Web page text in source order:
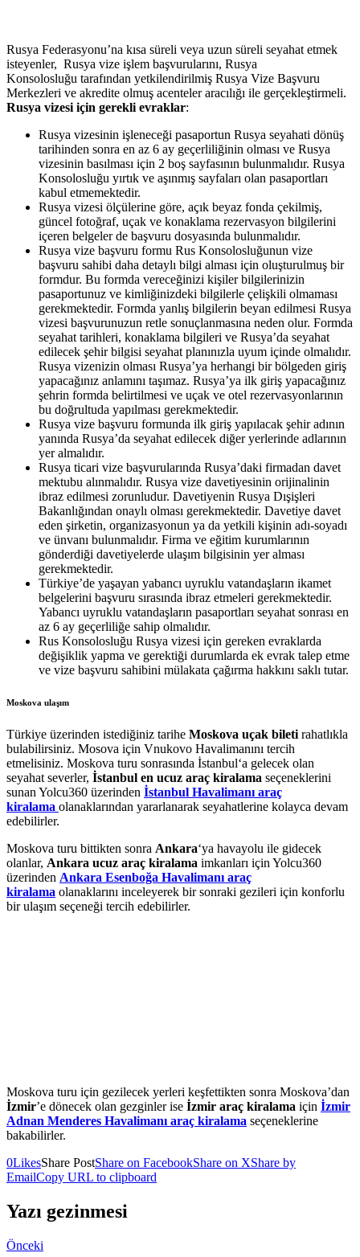
Rusya Federasyonu’na kısa süreli veya uzun süreli seyahat etmek
isteyenler, Rusya vize işlem başvurularını, Rusya
Konsolosluğu tarafından yetkilendirilmiş Rusya Vize Başvuru
Merkezleri ve akredite olmuş acenteler aracılığı ile gerçekleştirmeli.
Rusya vizesi için gerekli evraklar:
Rusya vizesinin işleneceği pasaportun Rusya seyahati dönüş
tarihinden sonra en az 6 ay geçerliliğinin olması ve Rusya
vizesinin basılması için 2 boş sayfasının bulunmalıdır. Rusya
Konsolosluğu yırtık ve aşınmış sayfaları olan pasaportları
kabul etmemektedir.
Rusya vizesi ölçülerine göre, açık beyaz fonda çekilmiş,
güncel fotoğraf, uçak ve konaklama rezervasyon bilgilerini
içeren belgeler de başvuru dosyasında bulunmalıdır.
Rusya vize başvuru formu Rus Konsolosluğunun vize
başvuru sahibi daha detaylı bilgi alması için oluşturulmuş bir
formdur. Bu formda vereceğinizi kişiler bilgilerinizin
pasaportunuz ve kimliğinizdeki bilgilerle çelişkili olmaması
gerekmektedir. Formda yanlış bilgilerin beyan edilmesi Rusya
vizesi başvurunuzun retle sonuçlanmasına neden olur. Formda
seyahat tarihleri, konaklama bilgileri ve Rusya’da seyahat
edilecek şehir bilgisi seyahat planınızla uyum içinde olmalıdır.
Rusya vizenizin olması Rusya’ya herhangi bir bölgeden giriş
yapacağınız anlamını taşımaz. Rusya’ya ilk giriş yapacağınız
şehrin formda belirtilmesi ve uçak ve otel rezervasyonlarının
bu doğrultuda yapılması gerekmektedir.
Rusya vize başvuru formunda ilk giriş yapılacak şehir adının
yanında Rusya’da seyahat edilecek diğer yerlerinde adlarının
yer almalıdır.
Rusya ticari vize başvurularında Rusya’daki firmadan davet
mektubu alınmalıdır. Rusya vize davetiyesinin orijinalinin
ibraz edilmesi zorunludur. Davetiyenin Rusya Dışişleri
Bakanlığından onaylı olması gerekmektedir. Davetiye davet
eden şirketin, organizasyonun ya da yetkili kişinin adı-soyadı
ve ünvanı bulunmalıdır. Firma ve eğitim kurumlarının
gönderdiği davetiyelerde ulaşım bilgisinin yer alması
gerekmektedir.
Türkiye’de yaşayan yabancı uyruklu vatandaşların ikamet
belgelerini başvuru sırasında ibraz etmeleri gerekmektedir.
Yabancı uyruklu vatandaşların pasaportları seyahat sonrası en
az 6 ay geçerliliğe sahip olmalıdır.
Rus Konsolosluğu Rusya vizesi için gereken evraklarda
değişiklik yapma ve gerektiği durumlarda ek evrak talep etme
ve vize başvuru sahibini mülakata çağırma hakkını saklı tutar.
Moskova ulaşım
Türkiye üzerinden istediğiniz tarihe Moskova uçak bileti rahatlıkla
bulabilirsiniz. Mosova için Vnukovo Havalimanını tercih
etmelisiniz. Moskova turu sonrasında İstanbul‘a gelecek olan
seyahat severler, İstanbul en ucuz araç kiralama seçeneklerini
sunan Yolcu360 üzerinden İstanbul Havalimanı araç
kiralama olanaklarından yararlanarak seyahatlerine kolayca devam
edebilirler.
Moskova turu bittikten sonra Ankara‘ya havayolu ile gidecek
olanlar, Ankara ucuz araç kiralama imkanları için Yolcu360
üzerinden Ankara Esenboğa Havalimanı araç
kiralama olanaklarını inceleyerek bir sonraki gezileri için konforlu
bir ulaşım seçeneği tercih edebilirler.
Moskova turu için gezilecek yerleri keşfettikten sonra Moskova’dan
İzmir’e dönecek olan gezginler ise İzmir araç kiralama için İzmir
Adnan Menderes Havalimanı araç kiralama seçeneklerine
bakabilirler.
0LikesShare PostShare on FacebookShare on XShare by
EmailCopy URL to clipboard
Yazı gezinmesi
Önceki